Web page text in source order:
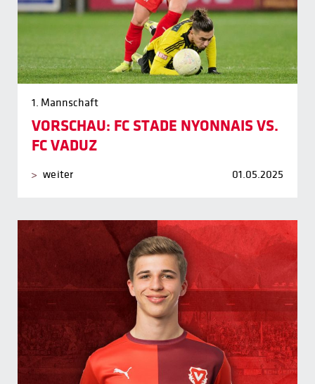
1. Mannschaft
VORSCHAU: FC STADE NYONNAIS VS.
FC VADUZ
weiter 01.05.2025